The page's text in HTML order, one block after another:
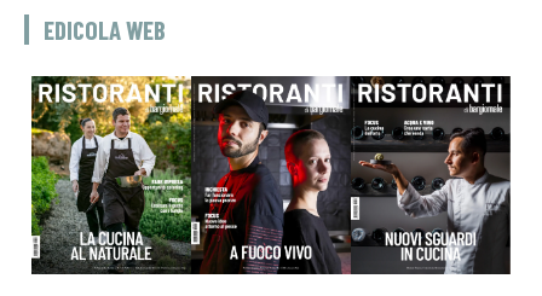
EDICOLA WEB